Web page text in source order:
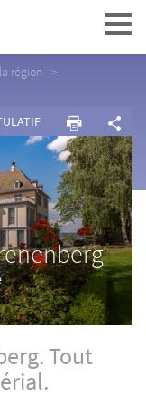
Navigation
région
Tout